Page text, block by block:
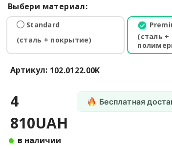
Выбери материал:
Standard
(сталь + покрытие)
(сталь +
Артикул: 102.0122.00K
4
810UAH
в наличии
Бесплатная